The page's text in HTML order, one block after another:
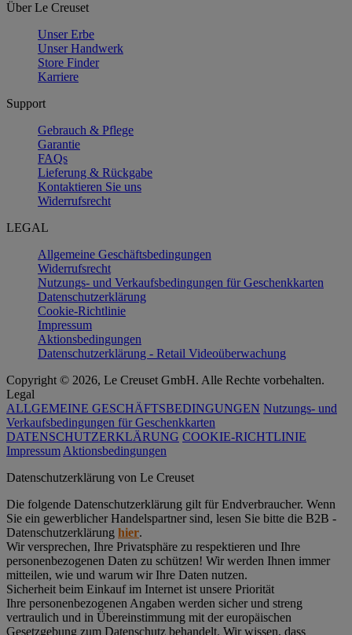
Über Le Creuset
Unser Erbe
Unser Handwerk
Store Finder
Karriere
Support
Gebrauch & Pflege
Garantie
FAQs
Lieferung & Rückgabe
Kontaktieren Sie uns
Widerrufsrecht
LEGAL
Allgemeine Geschäftsbedingungen
Widerrufsrecht
Nutzungs- und Verkaufsbedingungen für Geschenkkarten
Datenschutzerklärung
Cookie-Richtlinie
Impressum
Aktionsbedingungen
Datenschutzerklärung - Retail Videoüberwachung
Copyright © 2026, Le Creuset GmbH. Alle Rechte vorbehalten.
Legal
ALLGEMEINE GESCHÄFTSBEDINGUNGEN Nutzungs- und
Verkaufsbedingungen für Geschenkkarten
DATENSCHUTZERKLÄRUNG COOKIE-RICHTLINIE
Impressum Aktionsbedingungen
Datenschutz­erklärung von Le Creuset
Die folgende Datenschutzerklärung gilt für Endverbraucher. Wenn
Sie ein gewerblicher Handelspartner sind, lesen Sie bitte die B2B -
Datenschutzerklärung hier.
Wir versprechen, Ihre Privatsphäre zu respektieren und Ihre
personenbezogenen Daten zu schützen! Wir werden Ihnen immer
mitteilen, wie und warum wir Ihre Daten nutzen.
Sicherheit beim Einkauf im Internet ist unsere Priorität
Ihre personenbezogenen Angaben werden sicher und streng
vertraulich und in Übereinstimmung mit der europäischen
Gesetzgebung zum Datenschutz behandelt. Wir wissen, dass